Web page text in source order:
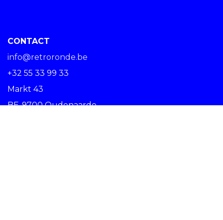
CONTACT
info@retroronde.be
+32 55 33 99 33
Markt 43
BE-9700 Oudenaarde